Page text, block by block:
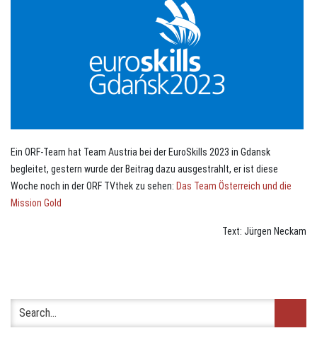
Ein ORF-Team hat Team Austria bei der EuroSkills 2023 in Gdansk
begleitet, gestern wurde der Beitrag dazu ausgestrahlt, er ist diese
Woche noch in der ORF TVthek zu sehen: Das Team Österreich und die
Mission Gold
Text: Jürgen Neckam